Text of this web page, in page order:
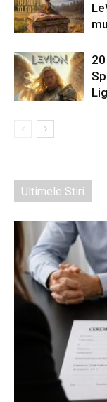
Ultimele Stiri